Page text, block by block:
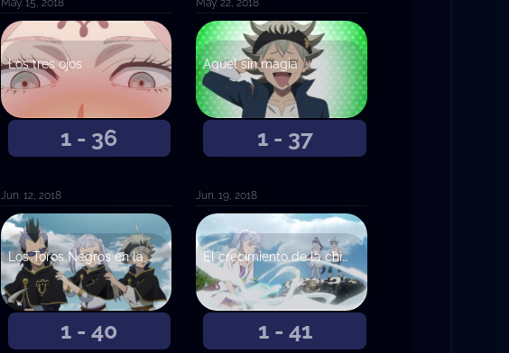
May. 15, 2018 May. 22, 2018
1 - 36
Los tres ojos
Jun. 12, 2018
1 - 37
Aquel sin magia
Jun. 19, 2018
1 - 40
Los Toros Negros en la playa
1 - 41
El crecimiento de la chica del agua